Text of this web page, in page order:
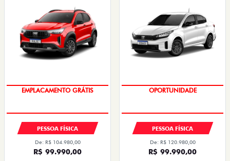
OPORTUNIDADE
De: R$ 104.980,00
R$ 99.990,00
Quero agora!
De: R$ 120.980,00
R$ 99.990,00
Quero agora!